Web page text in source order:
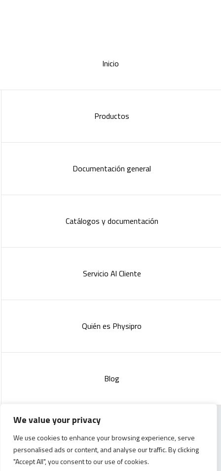
We value your privacy
We use cookies to enhance your browsing experience, serve
personalised ads or content, and analyse our traffic. By clicking
"Accept All", you consent to our use of cookies.
Inicio
Productos
Documentación general
Catálogos y documentación
Servicio Al Cliente
Quién es Physipro
Blog
Copyright 2023 :Standish Communications& Mélissa
Lachance